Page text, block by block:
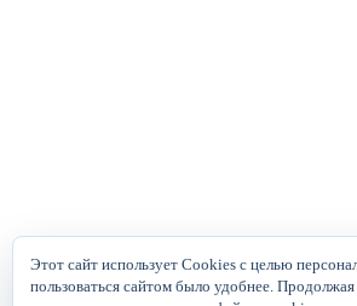
Этот сайт использует Cookies с целью
пользоваться сайтом было удобнее.